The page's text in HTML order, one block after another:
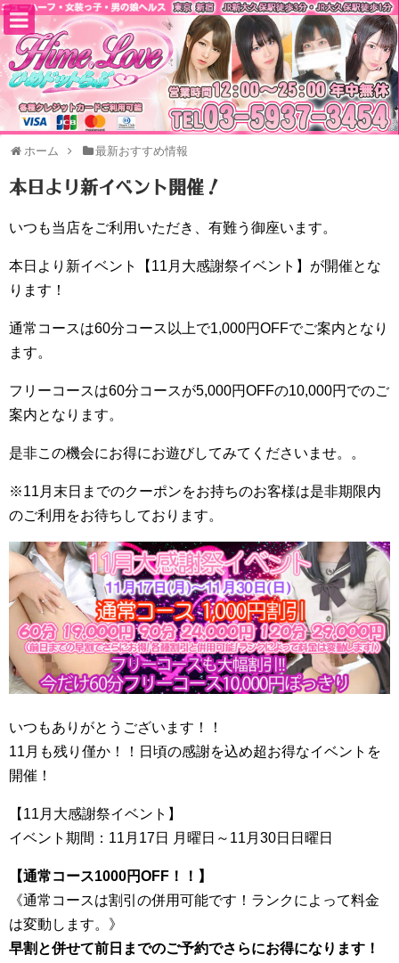
ホーム 最新おすすめ情報
本日より新イベント開催！
いつも当店をご利用いただき、有難う御座います。
本日より新イベント【11月大感謝祭イベント】が開催とな
ります！
通常コースは60分コース以上で1,000円OFFでご案内となり
ます。
フリーコースは60分コースが5,000円OFFの10,000円でのご
案内となります。
是非この機会にお得にお遊びしてみてくださいませ。。
※11月末日までのクーポンをお持ちのお客様は是非期限内
のご利用をお待ちしております。
いつもありがとうございます！！
11月も残り僅か！！日頃の感謝を込め超お得なイベントを
開催！
【11月大感謝祭イベント】
イベント期間：11月17日 月曜日～11月30日日曜日
【通常コース1000円OFF！！】
《通常コースは割引の併用可能です！ランクによって料金
は変動します。》
早割と併せて前日までのご予約でさらにお得になります！